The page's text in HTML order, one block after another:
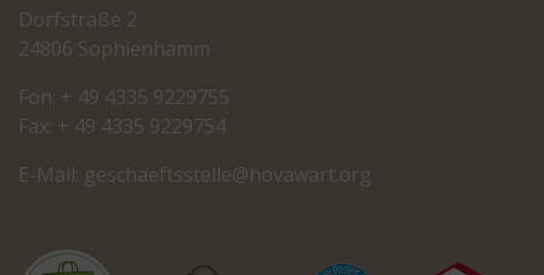
Dorfstraße 2
24806 Sophienhamm
Fon: + 49 4335 9229755
Fax: + 49 4335 9229754
E-Mail:
gro.t
rawav
oh@el
letss
tfeah
cseg